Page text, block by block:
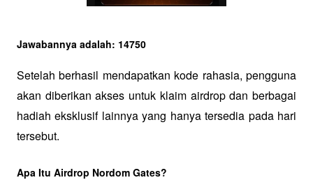
Jawabannya adalah: 14750
Setelah berhasil mendapatkan kode rahasia, pengguna
akan diberikan akses untuk klaim airdrop dan berbagai
hadiah eksklusif lainnya yang hanya tersedia pada hari
tersebut.
Apa Itu Airdrop Nordom Gates?